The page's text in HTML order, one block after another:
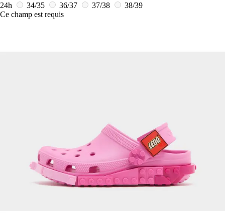
24h
34/35 36/37 37/38
38/39
Ce champ est requis